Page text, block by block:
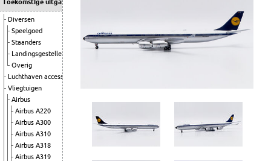
Toekomstige uitgaven
Diversen
Speelgoed
Staanders
Landingsgestellen
Overig
Luchthaven accessoires
Vliegtuigen
Airbus
Airbus A220
Airbus A300
Airbus A310
Airbus A318
Airbus A319